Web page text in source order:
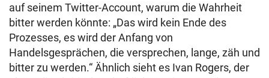
auf seinem Twitter-Account, warum die Wahrheit
bitter werden könnte: „Das wird kein Ende des
Prozesses, es wird der Anfang von
Handelsgesprächen, die versprechen, lange, zäh und
bitter zu werden.“ Ähnlich sieht es Ivan Rogers, der